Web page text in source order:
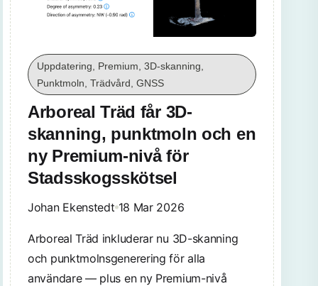
Uppdatering, Premium, 3D-skanning,
Punktmoln, Trädvård, GNSS
Arboreal Träd får 3D-
skanning, punktmoln och en
ny Premium-nivå för
Stadsskogsskötsel
Johan Ekenstedt 18 Mar 2026
Arboreal Träd inkluderar nu 3D-skanning
och punktmolnsgenerering för alla
användare — plus en ny Premium-nivå